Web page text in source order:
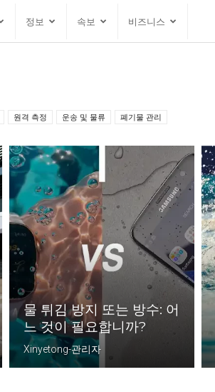
정보 속보 비즈니스
원격 측정 운송 및 물류 폐기물 관리
물 튀김 방지 또는 방수: 어
느 것이 필요합니까?
Xinyetong-관리자